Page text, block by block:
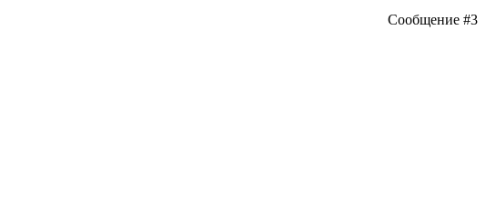
Сообщение #3